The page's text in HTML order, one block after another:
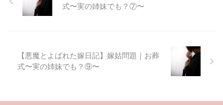
式〜実の姉妹でも？⑦〜
【悪魔とよばれた嫁日記】嫁姑問題｜お葬
式〜実の姉妹でも？⑨〜